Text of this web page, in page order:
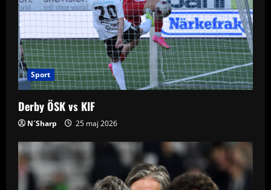
Sport
Derby ÖSK vs KIF
N´Sharp 25 maj 2026